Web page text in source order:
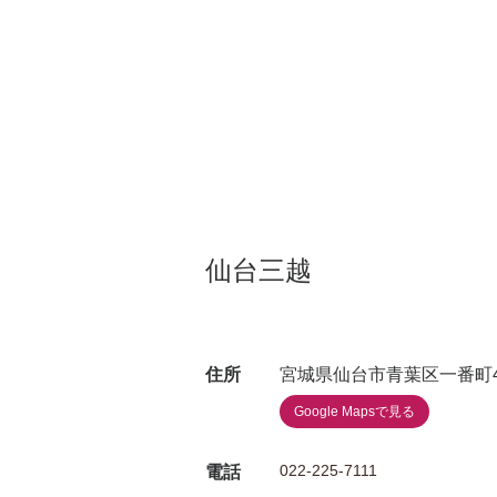
仙台三越
住所 宮城県仙台市青葉区一番町
Google Mapsで見る
電話 022-225-7111